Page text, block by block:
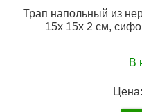
Трап напольный из
15х 15х 2 см,
В
Цена: